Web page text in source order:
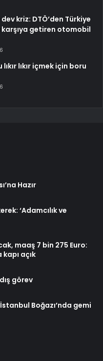
kriz: DTÖ’den Türkiye
karşıya getiren otomobil
lıkır içmek için boru
Hazır
‘Adamcılık ve
maaş 7 bin 275 Euro:
açık
görev
Boğazı’nda gemi